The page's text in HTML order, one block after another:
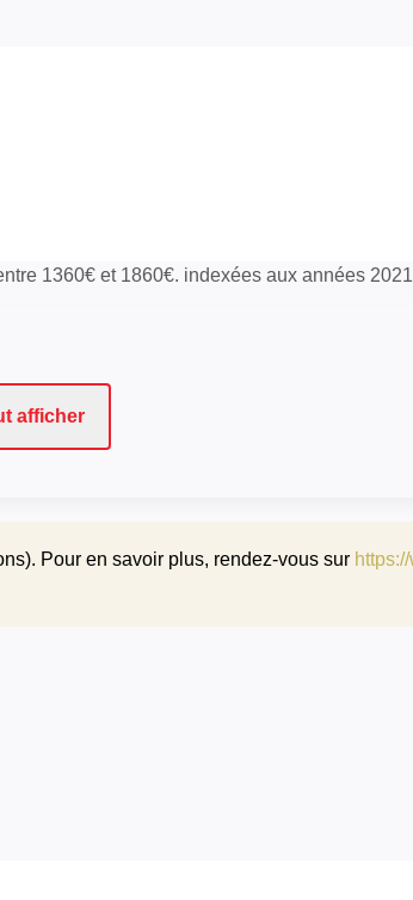
1360€ et 1860€. indexées aux années
afficher
Pour en savoir plus, rendez-vous sur